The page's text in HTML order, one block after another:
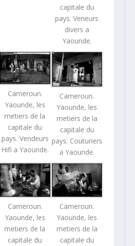
capitale du
pays. Veneurs
divers a
Yaounde.
Cameroun.
Yaounde, les
metiers de la
capitale du
pays. Vendeurs
Hifi a Yaounde.
Cameroun.
Yaounde, les
metiers de la
capitale du
pays. Couturiers
a Yaounde.
Cameroun.
Yaounde, les
metiers de la
capitale du
Cameroun.
Yaounde, les
metiers de la
capitale du